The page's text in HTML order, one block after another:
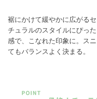
裾にかけて緩やかに広がる
チュラルのスタイルにぴっ
感で、こなれた印象に。ス
てもバランスよく決まる。